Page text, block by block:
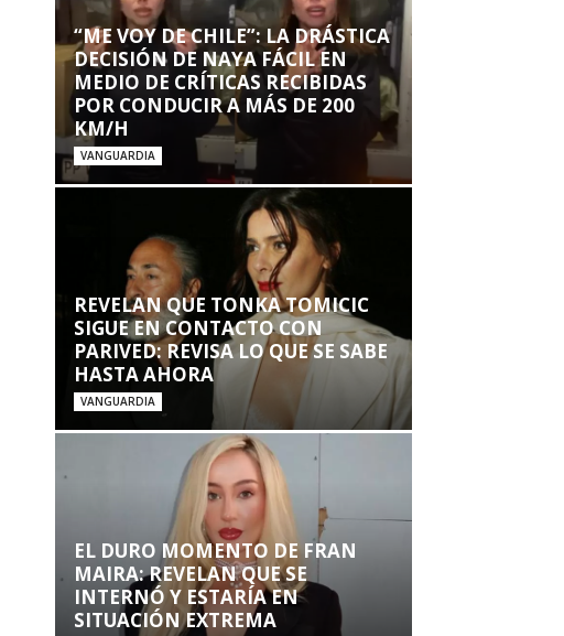
“ME VOY DE CHILE”: LA DRÁSTICA
DECISIÓN DE NAYA FÁCIL EN
MEDIO DE CRÍTICAS RECIBIDAS
POR CONDUCIR A MÁS DE 200
KM/H
VANGUARDIA
REVELAN QUE TONKA TOMICIC
SIGUE EN CONTACTO CON
PARIVED: REVISA LO QUE SE SABE
HASTA AHORA
VANGUARDIA
EL DURO MOMENTO DE FRAN
MAIRA: REVELAN QUE SE
INTERNÓ Y ESTARÍA EN
SITUACIÓN EXTREMA